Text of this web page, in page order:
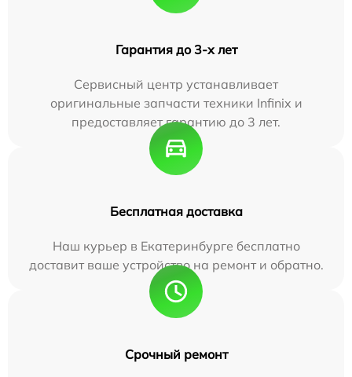
Гарантия до 3-х лет
Сервисный центр устанавливает
оригинальные запчасти техники Infinix и
предоставляет гарантию до 3 лет.
Бесплатная доставка
Наш курьер в Екатеринбурге бесплатно
доставит ваше устройство на ремонт и обратно.
Срочный ремонт